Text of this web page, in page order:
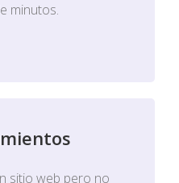
minutos.
sitio web pero no